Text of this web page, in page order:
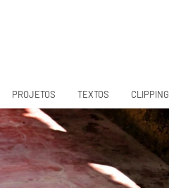
PROJETOS TEXTOS CLIPPING